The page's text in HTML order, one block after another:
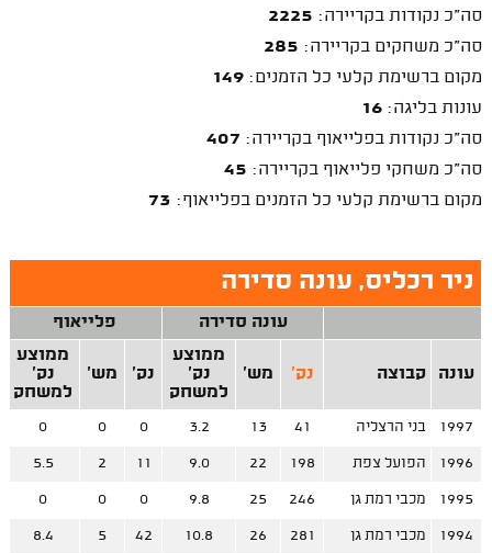
סה"כ נקודות בקריירה: 2225
סה"כ משחקים בקריירה: 285
מקום ברשימת קלעי כל הזמנים: 149
עונות בליגה: 16
סה"כ נקודות בפלייאוף בקריירה: 407
סה"כ משחקי פלייאוף בקריירה: 45
מקום ברשימת קלעי כל הזמנים בפלייאוף: 73
ניר רכליס, עונה סדירה
עונה סדירה פלייאוף
עונה קבוצה נק' מש'
ממוצע
נק'
למשחק
נק' מש'
ממוצע
נק'
למשחק
1997 בני הרצליה 41
13
3.2
0
0
0
1996 הפועל צפת 198
22
9.0
11
2
5.5
1995 מכבי רמת גן 246
25
9.8
0
0
0
1994 מכבי רמת גן 281
26
10.8
42
5
8.4